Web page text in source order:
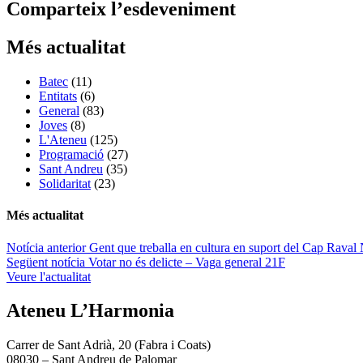
Comparteix l’esdeveniment
Més actualitat
Batec (11)
Entitats (6)
General (83)
Joves (8)
L'Ateneu (125)
Programació (27)
Sant Andreu (35)
Solidaritat (23)
Més actualitat
Navegació
d'entrades
Notícia anterior Gent que treballa en cultura en suport del Cap Raval
Següent notícia Votar no és delicte – Vaga general 21F
Veure l'actualitat
Ateneu L’Harmonia
Carrer de Sant Adrià, 20 (Fabra i Coats)
08030 – Sant Andreu de Palomar